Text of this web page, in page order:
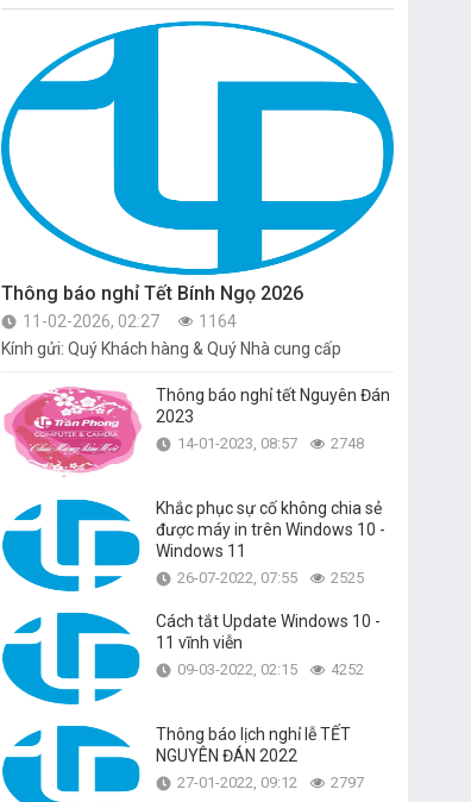
Thông báo nghỉ Tết Bính Ngọ 2026
11-02-2026, 02:27
1164
Kính gửi: Quý Khách hàng & Quý Nhà cung cấp
Thông báo nghỉ tết Nguyên Đán
2023
14-01-2023, 08:57 2748
Khắc phục sự cố không chia sẻ
được máy in trên Windows 10 -
Windows 11
26-07-2022, 07:55 2525
Cách tắt Update Windows 10 -
11 vĩnh viễn
09-03-2022, 02:15 4252
Thông báo lịch nghỉ lễ TẾT
NGUYÊN ĐÁN 2022
27-01-2022, 09:12 2797